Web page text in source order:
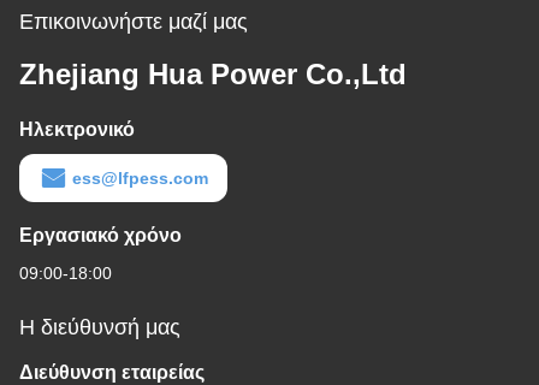
Επικοινωνήστε μαζί μας
Zhejiang Hua Power Co.,Ltd
Ηλεκτρονικό
ess@lfpess.com
Εργασιακό χρόνο
09:00-18:00
Η διεύθυνσή μας
Διεύθυνση εταιρείας